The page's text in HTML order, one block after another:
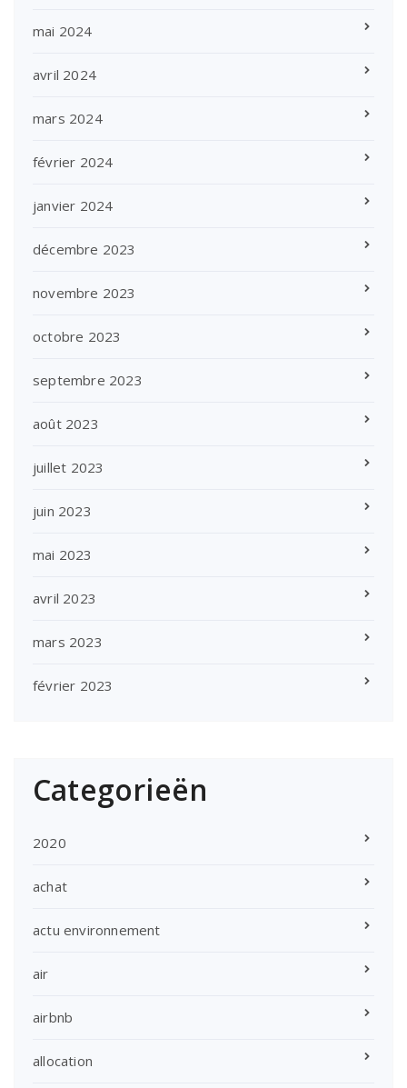
mai 2024
avril 2024
mars 2024
février 2024
janvier 2024
décembre 2023
novembre 2023
octobre 2023
septembre 2023
août 2023
juillet 2023
juin 2023
mai 2023
avril 2023
mars 2023
février 2023
Categorieën
2020
achat
actu environnement
air
airbnb
allocation